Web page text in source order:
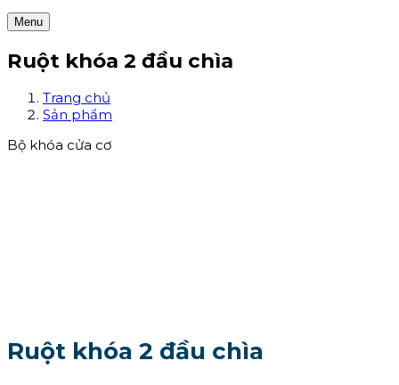
Menu
Ruột khóa 2 đầu chìa
Trang chủ
Sản phẩm
Bộ khóa cửa cơ
Ruột khóa 2 đầu chìa